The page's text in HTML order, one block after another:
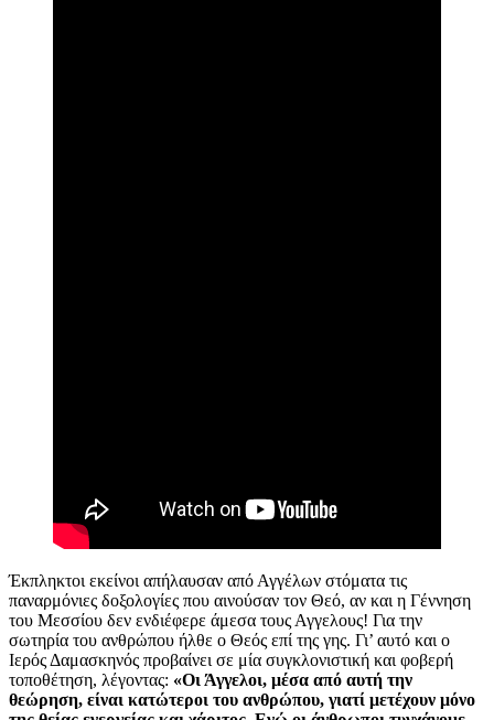
Έκπληκτοι εκείνοι απήλαυσαν από Αγγέλων στόματα τις
παναρμόνιες δοξολογίες που αινούσαν τον Θεό, αν και η Γέννηση
του Μεσσίου δεν ενδιέφερε άμεσα τους Αγγελους! Για την
σωτηρία του ανθρώπου ήλθε ο Θεός επί της γης. Γι’ αυτό και ο
Ιερός Δαμασκηνός προβαίνει σε μία συγκλονιστική και φοβερή
τοποθέτηση, λέγοντας: «Οι Άγγελοι, μέσα από αυτή την
θεώρηση, είναι κατώτεροι του ανθρώπου, γιατί μετέχουν μόνο